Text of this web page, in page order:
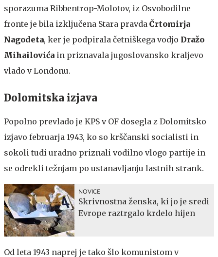
sporazuma Ribbentrop-Molotov, iz Osvobodilne
fronte je bila izključena Stara pravda Črtomirja
Nagodeta, ker je podpirala četniškega vodjo Dražo
Mihailovića in priznavala jugoslovansko kraljevo
vlado v Londonu.
Dolomitska izjava
Popolno prevlado je KPS v OF dosegla z Dolomitsko
izjavo februarja 1943, ko so krščanski socialisti in
sokoli tudi uradno priznali vodilno vlogo partije in
se odrekli težnjam po ustanavljanju lastnih strank.
NOVICE
Skrivnostna ženska, ki jo je sredi
Evrope raztrgalo krdelo hijen
Od leta 1943 naprej je tako šlo komunistom v